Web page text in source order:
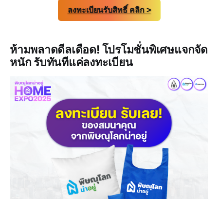
ลงทะเบียนรับสิทธิ์ คลิก >
ห้ามพลาดดีลเดือด! โปรโมชั่นพิเศษแจกจัด
หนัก รับทันทีแค่ลงทะเบียน